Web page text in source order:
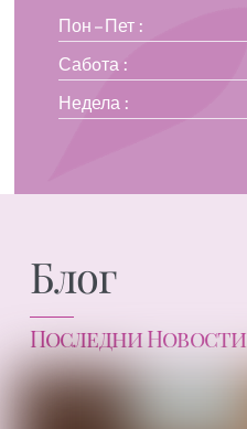
Пон – Пет :
Сабoта :
Недела :
Блог
Последни Новости